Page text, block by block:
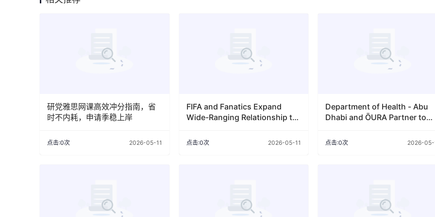
研党雅思网课高效冲分指南，省
时不内耗，申请季稳上岸
点击:0次 2026-05-11
FIFA and Fanatics Expand
Wide-Ranging Relationship to
Collectibles Agreem
点击:0次 2026-05-11
Department of Health - Abu
Dhabi and ŌURA Partner to
Abu Dhabi
点击:0次 2026-05-